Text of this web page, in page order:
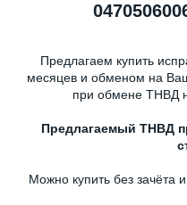
Предлагаем купить
месяцев и обменом на
при обмене ТНВД
Предлагаемый ТНВД
Можно купить без зачёта